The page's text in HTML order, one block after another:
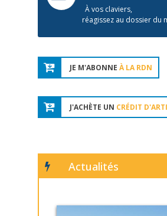
À vos claviers,
réagissez au dossier du
JE M'ABONNE À LA RDN
J'ACHÈTE UN CRÉDIT
Actualités